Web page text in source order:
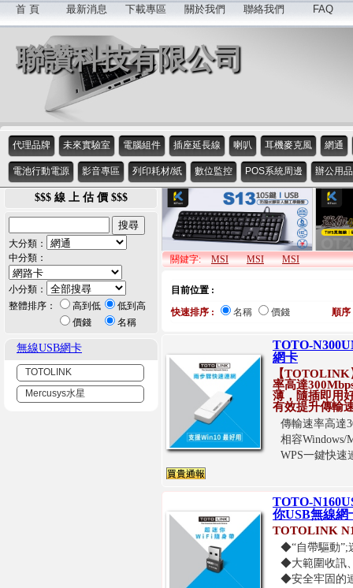
首 頁 最新消息 下載專區 關於我們 聯絡我們 FAQ
聯讚科技有限公司
代理品牌 未來實驗室 電腦組件 插座延長線 喇叭 耳機麥克風 網通
電池行動電源 影音專區 列印耗材/紙 數位監控 POS系統周邊 辦公用品
$$$ 線 上 估 價 $$$
大分類：
中分類：
小分類：
整體排序：
高到低
低到高
價錢
名稱
無線USB網卡
TOTOLINK
Mercusys水星
關鍵字: MSI MSI MSI
目前位置 :
快速排序 :
名稱 價錢 順序
TOTO-
網卡
【
率高達
薄，隨插即用
有效提升傳輸
傳輸速率高達
相容Windows/
WPS一鍵快速
TOTO-
你USB無線網
TOTOLINK
◆“自帶驅動”;
◆大範圍收訊
◆安全牢固的